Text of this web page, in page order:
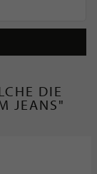
DIE
JEANS"